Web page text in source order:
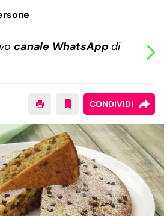
canale WhatsApp di
CONDIVIDI